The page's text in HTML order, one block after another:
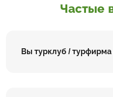
Частые
Вы турклуб / турфирма